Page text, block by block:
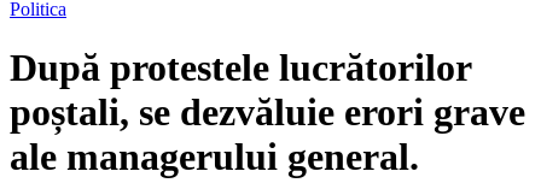
Politica
După protestele lucrătorilor
poștali, se dezvăluie erori grave
ale managerului general.